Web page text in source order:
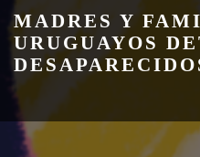
content
MADRES Y
URUGUAYOS